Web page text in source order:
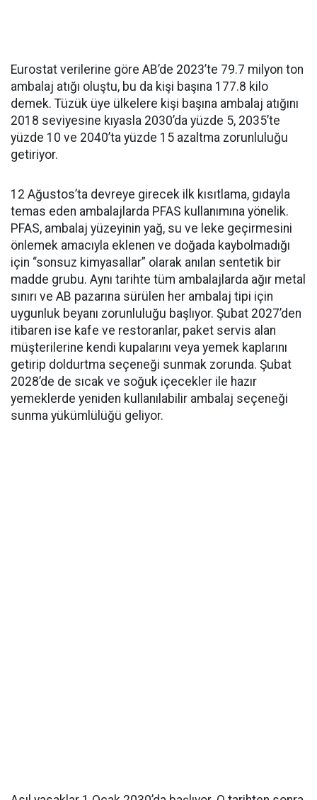
Eurostat verilerine göre AB’de 2023’te 79.7 milyon ton
ambalaj atığı oluştu, bu da kişi başına 177.8 kilo
demek. Tüzük üye ülkelere kişi başına ambalaj atığını
2018 seviyesine kıyasla 2030’da yüzde 5, 2035’te
yüzde 10 ve 2040’ta yüzde 15 azaltma zorunluluğu
getiriyor.
12 Ağustos’ta devreye girecek ilk kısıtlama, gıdayla
temas eden ambalajlarda PFAS kullanımına yönelik.
PFAS, ambalaj yüzeyinin yağ, su ve leke geçirmesini
önlemek amacıyla eklenen ve doğada kaybolmadığı
için “sonsuz kimyasallar” olarak anılan sentetik bir
madde grubu. Aynı tarihte tüm ambalajlarda ağır metal
sınırı ve AB pazarına sürülen her ambalaj tipi için
uygunluk beyanı zorunluluğu başlıyor. Şubat 2027’den
itibaren ise kafe ve restoranlar, paket servis alan
müşterilerine kendi kupalarını veya yemek kaplarını
getirip doldurtma seçeneği sunmak zorunda. Şubat
2028’de de sıcak ve soğuk içecekler ile hazır
yemeklerde yeniden kullanılabilir ambalaj seçeneği
sunma yükümlülüğü geliyor.